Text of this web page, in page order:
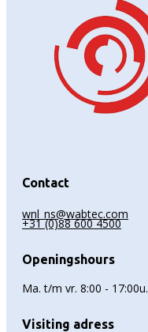
Contact
wnl_ns@wabtec.com
+31 (0)88 600 4500
Openingshours
Ma. t/m vr. 8:00 - 17:00u.
Visiting adress